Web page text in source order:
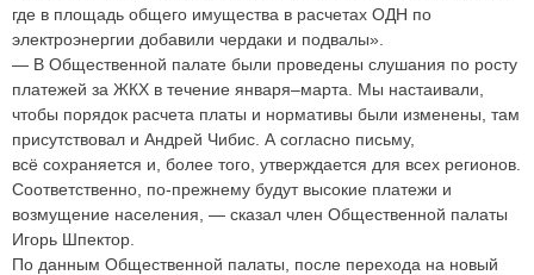
где в площадь общего имущества в расчетах ОДН по
электроэнергии добавили чердаки и подвалы».
— В Общественной палате были проведены слушания по росту
платежей за ЖКХ в течение января–марта. Мы настаивали,
чтобы порядок расчета платы и нормативы были изменены, там
присутствовал и Андрей Чибис. А согласно письму,
всё сохраняется и, более того, утверждается для всех регионов.
Соответственно, по-прежнему будут высокие платежи и
возмущение населения, — сказал член Общественной палаты
Игорь Шпектор.
По данным Общественной палаты, после перехода на новый